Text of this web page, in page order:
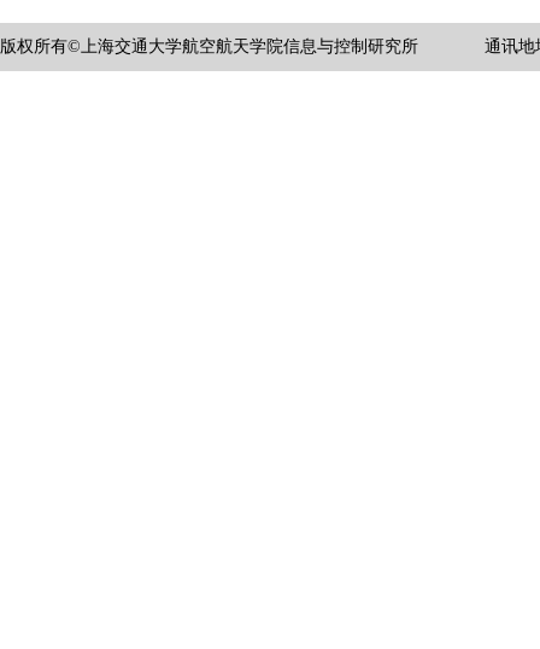
版权所有©上海交通大学航空航天学院信息与控制研究所 通讯地